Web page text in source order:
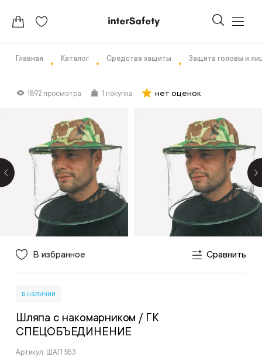
Главная Каталог Средства защиты Защита головы и
1892 просмотра 1 покупка нет оценок
В избранное Сравнить
в наличии
Шляпа с накомарником / ГК
СПЕЦОБЪЕДИНЕНИЕ
Артикул: ШАП 553